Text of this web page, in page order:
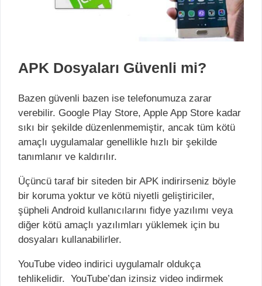
APK Dosyaları Güvenli mi?
Bazen güvenli bazen ise telefonumuza zarar
verebilir. Google Play Store, Apple App Store kadar
sıkı bir şekilde düzenlenmemiştir, ancak tüm kötü
amaçlı uygulamalar genellikle hızlı bir şekilde
tanımlanır ve kaldırılır.
Üçüncü taraf bir siteden bir APK indirirseniz böyle
bir koruma yoktur ve kötü niyetli geliştiriciler,
şüpheli Android kullanıcılarını fidye yazılımı veya
diğer kötü amaçlı yazılımları yüklemek için bu
dosyaları kullanabilirler.
YouTube video indirici uygulamalr oldukça
tehlikelidir. YouTube’dan izinsiz video indirmek